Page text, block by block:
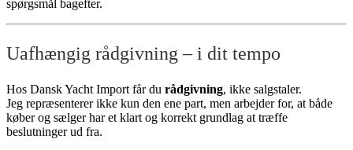
spørgsmål bagefter.
Uafhængig rådgivning – i dit tempo
Hos Dansk Yacht Import får du rådgivning, ikke salgstaler.
Jeg repræsenterer ikke kun den ene part, men arbejder for, at både
køber og sælger har et klart og korrekt grundlag at træffe
beslutninger ud fra.